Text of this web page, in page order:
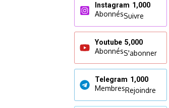
Instagram 1,000
AbonnésSuivre
Youtube 5,000
AbonnésS'abonner
Telegram 1,000
MembresRejoindre